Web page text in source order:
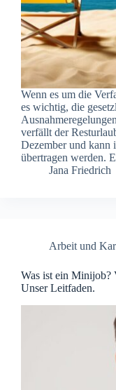
Wenn es um die
es wichtig, die
verfällt der
Dezember und kann
übertragen werden.
Jana Friedrich
Arbeit und
Was ist ein Minijob?
Unser Leitfaden.